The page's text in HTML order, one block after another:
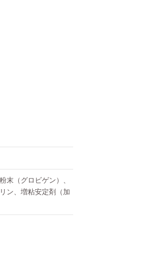
末（グロビゲン）、
ン、増粘安定剤（加